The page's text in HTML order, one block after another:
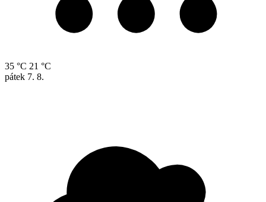
35 °C 21 °C
pátek 7. 8.